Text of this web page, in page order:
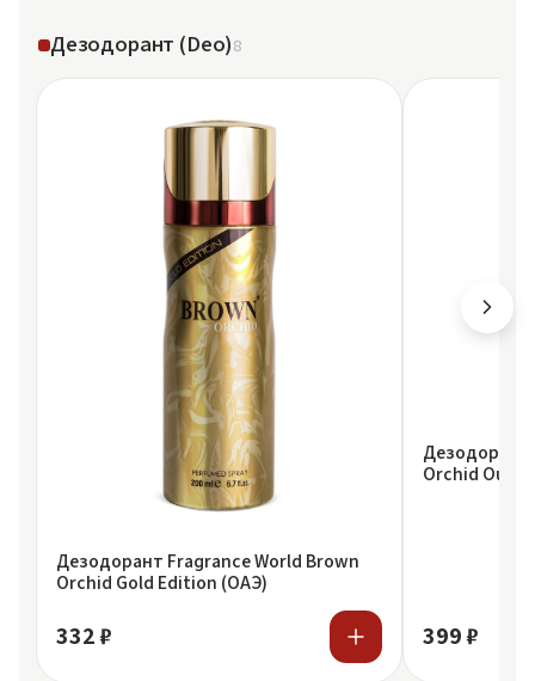
Дезодорант (Deo)8
Дезодорант Fragrance World Brown
Orchid Gold Edition (ОАЭ)
332 ₽
Дезодорант
Orchid Oud
399 ₽